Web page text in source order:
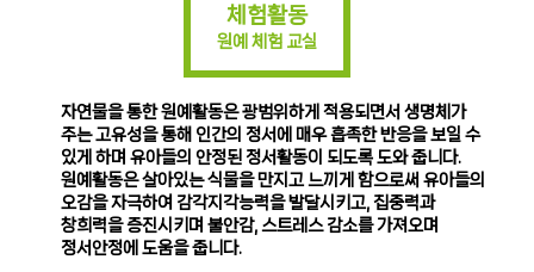
체험활동
원예 체험 교실
자연물을 통한 원예활동은 광범위하게 적용되면서 생명체가
주는 고유성을 통해 인간의 정서에 매우 흡족한 반응을 보일 수
있게 하며 유아들의 안정된 정서활동이 되도록 도와 줍니다.
원예활동은 살아있는 식물을 만지고 느끼게 함으로써 유아들의
오감을 자극하여 감각지각능력을 발달시키고, 집중력과
창희력을 증진시키며 불안감, 스트레스 감소를 가져오며
정서안정에 도움을 줍니다.